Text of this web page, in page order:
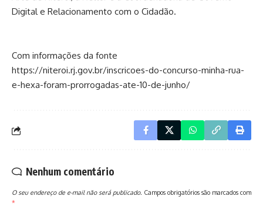
Digital e Relacionamento com o Cidadão.
Com informações da fonte
https://niteroi.rj.gov.br/inscricoes-do-concurso-minha-rua-
e-hexa-foram-prorrogadas-ate-10-de-junho/
Nenhum comentário
O seu endereço de e-mail não será publicado. Campos obrigatórios são marcados com
*